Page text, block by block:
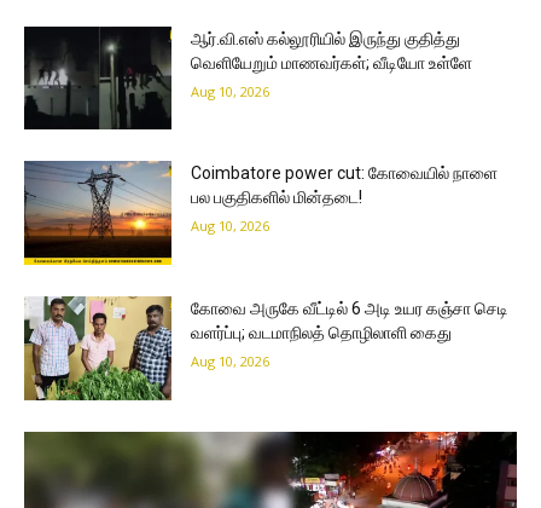
ஆர்.வி.எஸ் கல்லூரியில் இருந்து குதித்து
வெளியேறும் மாணவர்கள்; வீடியோ உள்ளே
Aug 10, 2026
Coimbatore power cut: கோவையில் நாளை
பல பகுதிகளில் மின்தடை!
Aug 10, 2026
கோவை அருகே வீட்டில் 6 அடி உயர கஞ்சா செடி
வளர்ப்பு; வடமாநிலத் தொழிலாளி கைது
Aug 10, 2026